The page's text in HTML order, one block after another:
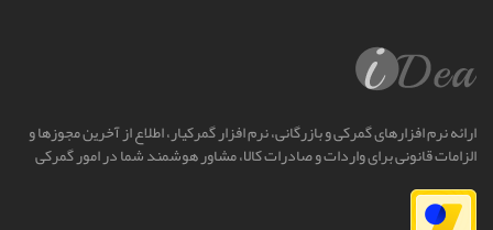
ارائه نرم افزارهای گمرکی و بازرگانی، نرم افزار گمرکیار، اطلاع از آخرین مجوزها و
الزامات قانونی برای واردات و صادرات کالا، مشاور هوشمند شما در امور گمرکی